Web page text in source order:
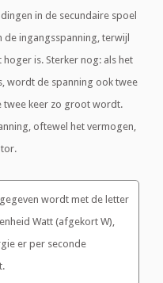
in de secundaire spoel
ingangsspanning, terwijl
is. Sterker nog: als het
wordt de spanning ook twee
twee keer zo groot wordt.
oftewel het vermogen,
wordt met de letter
Watt (afgekort W),
er per seconde